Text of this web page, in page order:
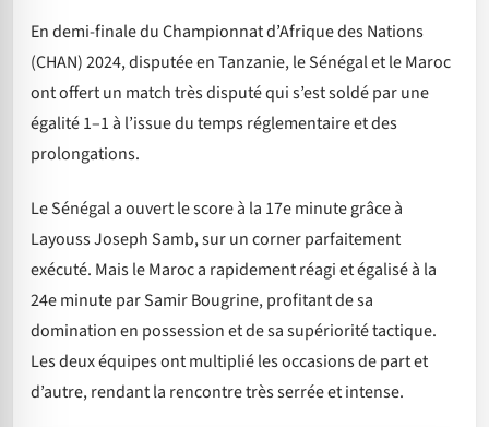
En demi-finale du Championnat d’Afrique des Nations
(CHAN) 2024, disputée en Tanzanie, le Sénégal et le Maroc
ont offert un match très disputé qui s’est soldé par une
égalité 1–1 à l’issue du temps réglementaire et des
prolongations.
Le Sénégal a ouvert le score à la 17e minute grâce à
Layouss Joseph Samb, sur un corner parfaitement
exécuté. Mais le Maroc a rapidement réagi et égalisé à la
24e minute par Samir Bougrine, profitant de sa
domination en possession et de sa supériorité tactique.
Les deux équipes ont multiplié les occasions de part et
d’autre, rendant la rencontre très serrée et intense.